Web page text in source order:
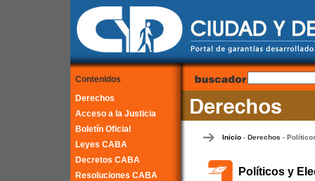
Contenidos
Derechos
Acceso a la Justicia
Boletín Oficial
Leyes CABA
Decretos CABA
Resoluciones CABA
Inicio- Derechos -
Políticos y